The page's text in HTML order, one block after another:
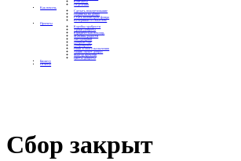
Контакты
Отделения
Как помочь
Сделать пожертвование
Подписка на добро
Стать волонтером фонда
Вечеринки со смыслом
Проекты
Коробка храбрости
Уроки Доброты
Юридическая помощь
Мамины радости
Автодобряки
Добрый торт
Добропробег
Няни особого назначения
Акция «Букет добра»
Фактор времени
Цветы доброты
Бизнесу
Отчеты
Сбор закрыт